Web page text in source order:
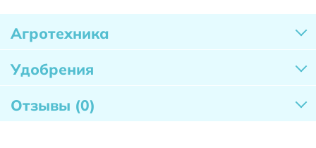
Агротехника
Удобрения
Отзывы (0)